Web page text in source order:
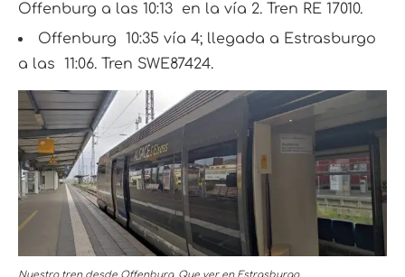
Offenburg a las 10:13 en la vía 2. Tren RE 17010.
Offenburg 10:35 vía 4; llegada a Estrasburgo
a las 11:06. Tren SWE87424.
Nuestro tren desde Offenburg. Que ver en Estrasburgo.